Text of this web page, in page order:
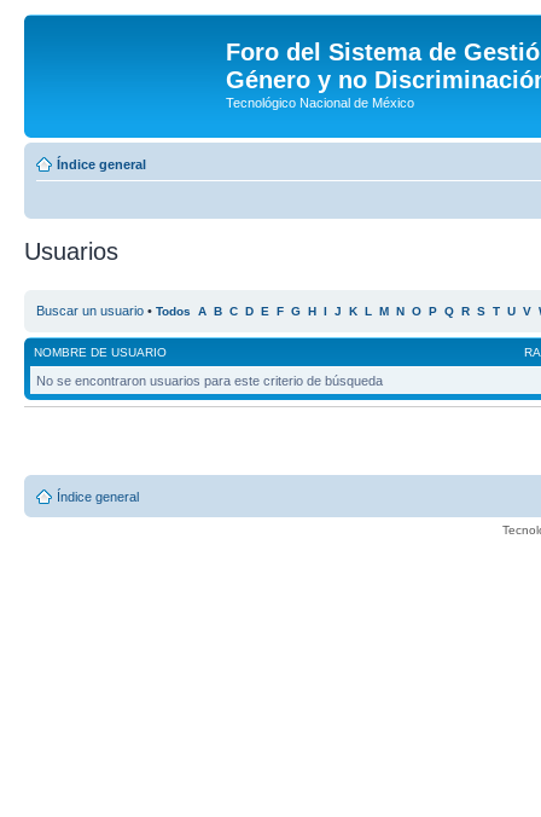
Foro del Sistema de
Género y no
Tecnológico Nacional de México
Índice general
Usuarios
Buscar un usuario • Todos A B C D E F G H I J K L M N O P Q R S T U V
NOMBRE DE USUARIO
No se encontraron usuarios para este criterio de búsqueda
Índice general